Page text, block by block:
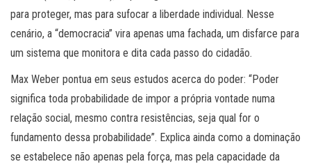
para proteger, mas para sufocar a liberdade individual. Nesse
cenário, a “democracia” vira apenas uma fachada, um disfarce para
um sistema que monitora e dita cada passo do cidadão.
Max Weber pontua em seus estudos acerca do poder: “Poder
significa toda probabilidade de impor a própria vontade numa
relação social, mesmo contra resistências, seja qual for o
fundamento dessa probabilidade”. Explica ainda como a dominação
se estabelece não apenas pela força, mas pela capacidade da